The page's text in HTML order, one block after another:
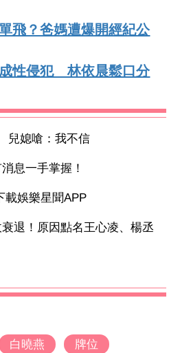
飛？爸媽遭爆開經紀公
性侵犯 林依晨鬆口分
兒媳嗆：我不信
息一手掌握！
載娛樂星聞APP
退！原因點名王心凌、楊丞
白曉燕 牌位